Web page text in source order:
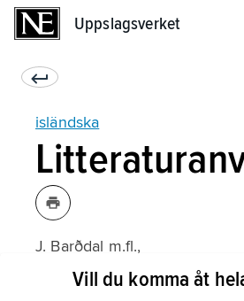
Uppslagsverket
isländska
J. Barðdal m.fl.,
Nordiska: Våra språk förr och
Vill du komma åt